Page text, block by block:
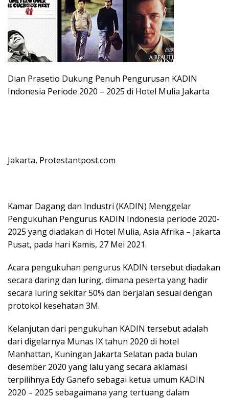
Dian Prasetio Dukung Penuh Pengurusan KADIN
Indonesia Periode 2020 – 2025 di Hotel Mulia Jakarta
Jakarta, Protestantpost.com
Kamar Dagang dan Industri (KADIN) Menggelar
Pengukuhan Pengurus KADIN Indonesia periode 2020-
2025 yang diadakan di Hotel Mulia, Asia Afrika – Jakarta
Pusat, pada hari Kamis, 27 Mei 2021.
Acara pengukuhan pengurus KADIN tersebut diadakan
secara daring dan luring, dimana peserta yang hadir
secara luring sekitar 50% dan berjalan sesuai dengan
protokol kesehatan 3M.
Kelanjutan dari pengukuhan KADIN tersebut adalah
dari digelarnya Munas IX tahun 2020 di hotel
Manhattan, Kuningan Jakarta Selatan pada bulan
desember 2020 yang lalu yang secara aklamasi
terpilihnya Edy Ganefo sebagai ketua umum KADIN
2020 – 2025 sebagaimana yang tertuang dalam